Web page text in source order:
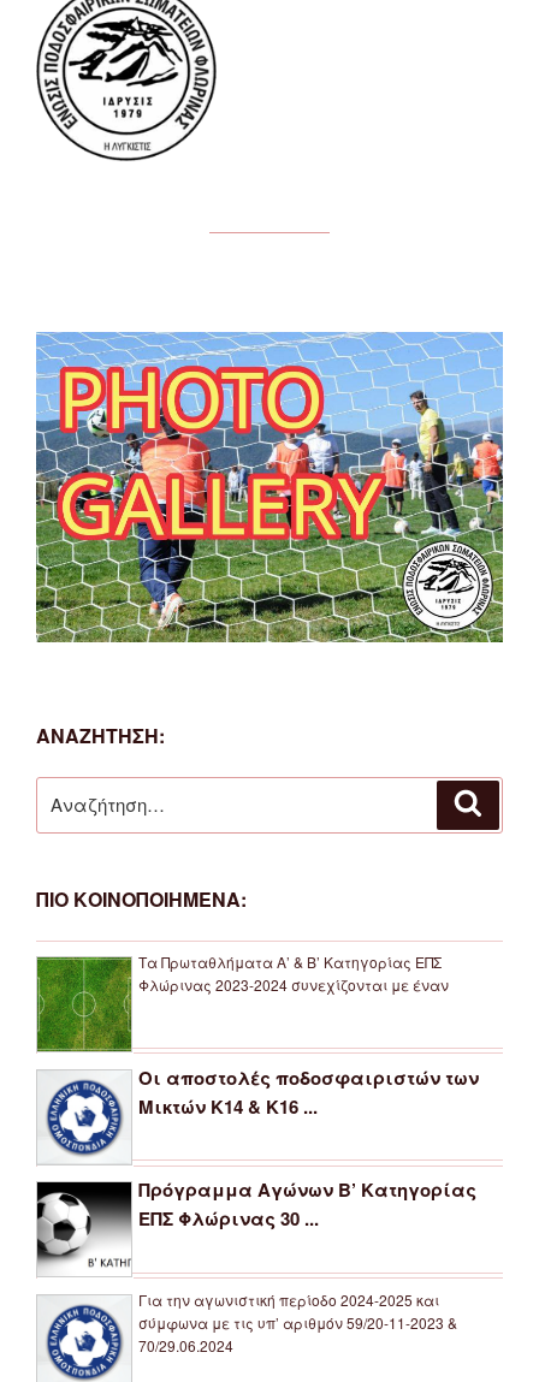
ΑΝΑΖΗΤΗΣΗ:
για:
ΠΙΟ ΚΟΙΝΟΠΟΙΗΜΕΝΑ:
Τα Πρωταθλήματα Α’ & Β’ Κατηγορίας ΕΠΣ
Φλώρινας 2023-2024 συνεχίζονται με έναν
Οι αποστολές ποδοσφαιριστών των
Μικτών Κ14 & Κ16 ...
Πρόγραμμα Αγώνων Β’ Κατηγορίας
ΕΠΣ Φλώρινας 30 ...
Για την αγωνιστική περίοδο 2024-2025 και
σύμφωνα με τις υπ’ αριθμόν 59/20-11-2023 &
70/29.06.2024